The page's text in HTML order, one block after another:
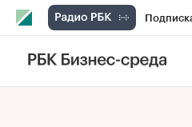
Телеканал